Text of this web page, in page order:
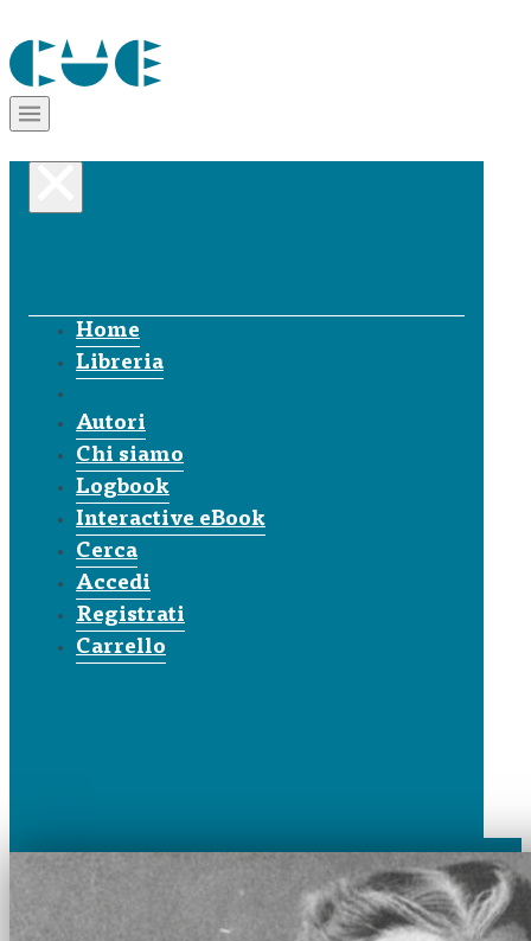
Home
Libreria
Autori
Chi siamo
Logbook
Interactive eBook
Cerca
Accedi
Registrati
Carrello